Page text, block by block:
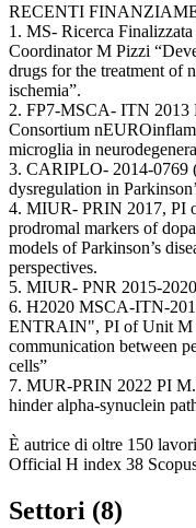
RECENTI
1. MS- Ricerca
Coordinator M Pizzi
drugs for the treatment of
ischemia”.
2. FP7-MSCA- ITN 2013
Consortium
microglia in
3. CARIPLO- 2014-0769
dysregulation in
4. MIUR- PRIN 2017, PI
prodromal markers of
models of Parkinson’s
perspectives.
5. MIUR- PNR 2015-
6. H2020 MSCA-ITN-
ENTRAIN", PI of Unit M
communication between
cells”
7. MUR-PRIN 2022 PI
hinder alpha-synuclein
È autrice di oltre 150
Official H index 38
Settori (8)